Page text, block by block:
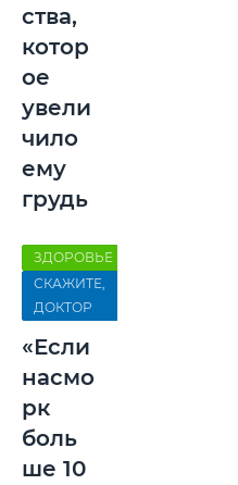
ства,
котор
ое
увели
чило
ему
грудь
ЗДОРОВЬЕ
СКАЖИТЕ,
ДОКТОР
«Если
насмо
рк
боль
ше 10